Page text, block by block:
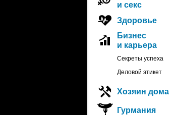
и секс
Здоровье
Бизнес
и карьера
Секреты успеха
Деловой этикет
Хозяин дома
Гурмания